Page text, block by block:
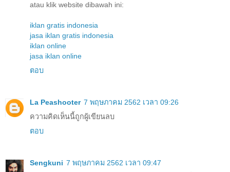
atau klik website dibawah ini:
iklan gratis indonesia
jasa iklan gratis indonesia
iklan online
jasa iklan online
ตอบ
La Peashooter 7 พฤษภาคม 2562 เวลา 09:26
ความคิดเห็นนี้ถูกผู้เขียนลบ
ตอบ
Sengkuni 7 พฤษภาคม 2562 เวลา 09:47